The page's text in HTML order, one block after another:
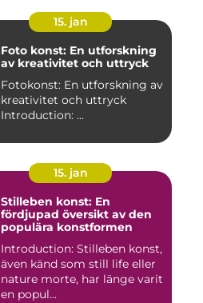
15. jan
Foto konst: En utforskning
av kreativitet och uttryck
Fotokonst: En utforskning av
kreativitet och uttryck
Introduction: ...
15. jan
Stilleben konst: En
fördjupad översikt av den
populära konstformen
Introduction: Stilleben konst,
även känd som still life eller
nature morte, har länge varit
en popul...